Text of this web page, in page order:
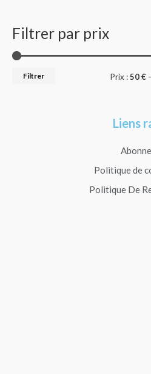
Filtrer par prix
Filtrer Prix :50 €
Liens
Politique de
Politique De